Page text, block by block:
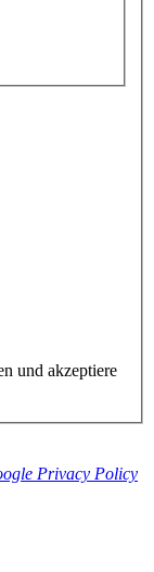
und akzeptiere
Privacy Policy